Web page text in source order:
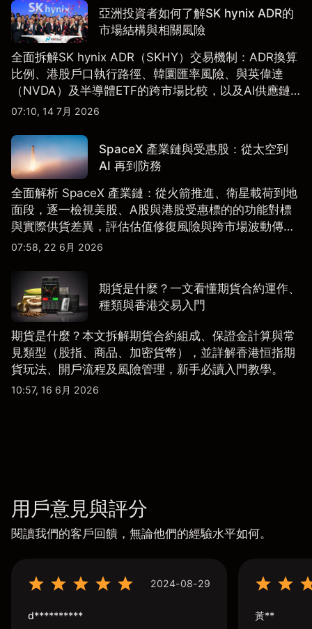
亞洲投資者如何了解SK hynix ADR的
市場結構與相關風險
全面拆解SK hynix ADR（SKHY）交易機制：ADR換算
比例、港股戶口執行路徑、韓圜匯率風險、與英偉達
（NVDA）及半導體ETF的跨市場比較，以及AI供應鏈
配置框架，適合香港及亞洲投資者參考。
07:10, 14 7月 2026
SpaceX 產業鏈與受惠股：從太空到
AI 再到防務
全面解析 SpaceX 產業鏈：從火箭推進、衛星載荷到地
面段，逐一檢視美股、A股與港股受惠標的的功能對標
與實際供貨差異，評估估值修復風險與跨市場波動傳
導。
07:58, 22 6月 2026
期貨是什麼？一文看懂期貨合約運作、
種類與香港交易入門
期貨是什麼？本文拆解期貨合約組成、保證金計算與常
見類型（股指、商品、加密貨幣），並詳解香港恒指期
貨玩法、開戶流程及風險管理，新手必讀入門教學。
10:57, 16 6月 2026
用戶意見與評分
閱讀我們的客戶回饋，無論他們的經驗水平如何。
2024-08-29
d********** 黃**